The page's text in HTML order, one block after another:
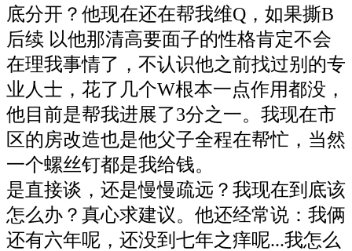
底分开？他现在还在帮我维Q，如果撕B
后续 以他那清高要面子的性格肯定不会
在理我事情了，不认识他之前找过别的专
业人士，花了几个W根本一点作用都没，
他目前是帮我进展了3分之一。我现在市
区的房改造也是他父子全程在帮忙，当然
一个螺丝钉都是我给钱。
是直接谈，还是慢慢疏远？我现在到底该
怎么办？真心求建议。他还经常说：我俩
还有六年呢，还没到七年之痒呢...我怎么